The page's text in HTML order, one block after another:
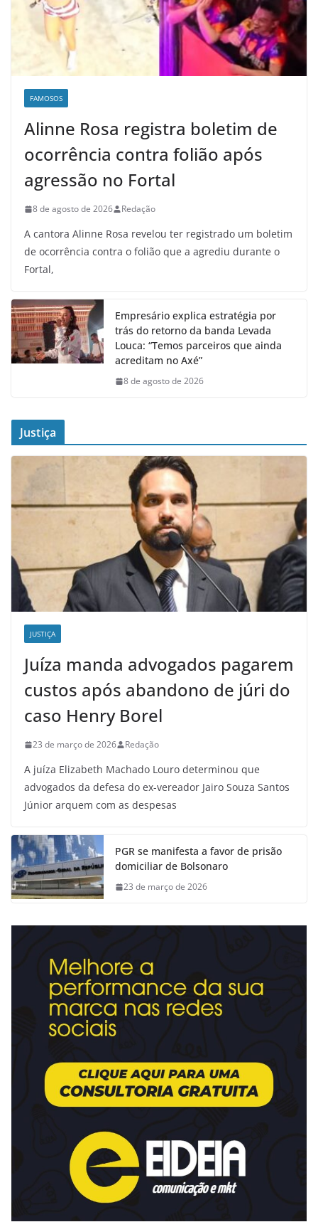
FAMOSOS
Alinne Rosa registra boletim de
ocorrência contra folião após
agressão no Fortal
8 de agosto de 2026 Redação
A cantora Alinne Rosa revelou ter registrado um boletim
de ocorrência contra o folião que a agrediu durante o
Fortal,
Empresário explica estratégia por
trás do retorno da banda Levada
Louca: “Temos parceiros que ainda
acreditam no Axé”
8 de agosto de 2026
Justiça
JUSTIÇA
Juíza manda advogados pagarem
custos após abandono de júri do
caso Henry Borel
23 de março de 2026 Redação
A juíza Elizabeth Machado Louro determinou que
advogados da defesa do ex-vereador Jairo Souza Santos
Júnior arquem com as despesas
PGR se manifesta a favor de prisão
domiciliar de Bolsonaro
23 de março de 2026